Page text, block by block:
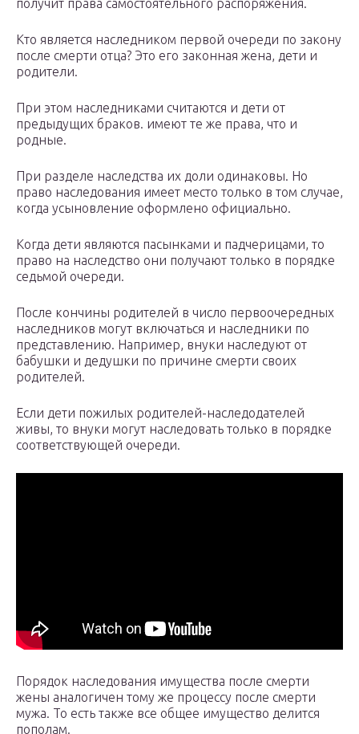
получит права самостоятельного распоряжения.
Кто является наследником первой очереди по закону
после смерти отца? Это его законная жена, дети и
родители.
При этом наследниками считаются и дети от
предыдущих браков. имеют те же права, что и
родные.
При разделе наследства их доли одинаковы. Но
право наследования имеет место только в том случае,
когда усыновление оформлено официально.
Когда дети являются пасынками и падчерицами, то
право на наследство они получают только в порядке
седьмой очереди.
После кончины родителей в число первоочередных
наследников могут включаться и наследники по
представлению. Например, внуки наследуют от
бабушки и дедушки по причине смерти своих
родителей.
Если дети пожилых родителей-наследодателей
живы, то внуки могут наследовать только в порядке
соответствующей очереди.
Порядок наследования имущества после смерти
жены аналогичен тому же процессу после смерти
мужа. То есть также все общее имущество делится
пополам.